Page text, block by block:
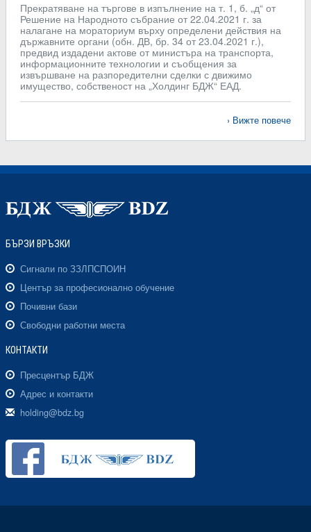
Прекратяване на търгове в изпълнение на т. 1, б. „д“ от
Решение на Народното събрание от 22.04.2021 г. за
налагане на мораториум върху определени действия на
държавните органи (обн. ДВ, бр. 34 от 23.04.2021 г.),
предвид издадени актове от министъра на транспорта,
информационните технологии и съобщения за
извършване на разпоредителни сделки с движимо
имущество, собственост на „Холдинг БДЖ“ ЕАД.
Вижте повече
БЪРЗИ ВРЪЗКИ
Сигнали по ЗЗЛПСПОИН
Център за професионално обучение
Почивни бази
Свободни работни места
КОНТАКТИ
Пресцентър БДЖ
Адрес и контакти
holding@bdz.bg